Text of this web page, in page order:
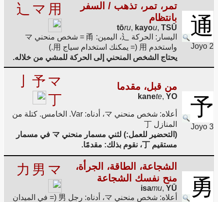
通
Joyo 2
تمر، تمر، تذهب / السفر
بانتظام
tōru, kayou, TSŪ
辶 マ 用
اليسار: الحركة 辶، اليمين: 甬 = شخص منحني マ
واستخدم 用 (= يمكنك استخدام سياج 用.)
يحتاج الشخص المنحني إلى الحركة للمشي من خلاله.
予
Joyo 3
من قبل، مقدما
kanete, YO
予 マ
丁
أعلاه: شخص منحني マ، أدناه: Var. الخامس. كتلة من
المنازل 丁
(التحضير للعمل:) لثني مسمار منحني マ في مسمار
مستقيم 丁، نقوم بذلك: مقدمًا.
勇
الشجاعة، الطاقة، الجرأة،
منح نفسك الشجاعة
isamu, YŪ
力 男 マ
أعلاه: شخص منحني マ، أدناه: رجل 男 (= في الميدان